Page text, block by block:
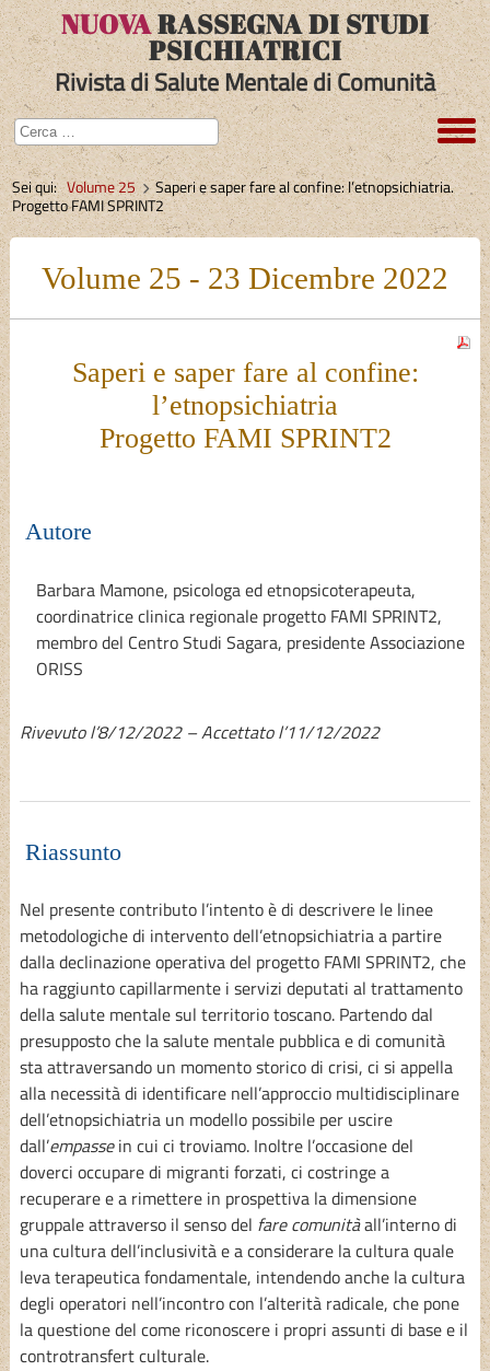
NUOVARASSEGNA DI STUDI
PSICHIATRICI
Rivista di Salute Mentale di Comunità
Sei qui:Volume 25
Saperi e saper fare al confine: l’etnopsichiatria.
Progetto FAMI SPRINT2
Volume 25 - 23 Dicembre 2022
Saperi e saper fare al confine:
l’etnopsichiatria
Progetto FAMI SPRINT2
Autore
Barbara Mamone, psicologa ed etnopsicoterapeuta,
coordinatrice clinica regionale progetto FAMI SPRINT2,
membro del Centro Studi Sagara, presidente Associazione
ORISS
Rivevuto l’8/12/2022 – Accettato l’11/12/2022
Riassunto
Nel presente contributo l’intento è di descrivere le linee
metodologiche di intervento dell’etnopsichiatria a partire
dalla declinazione operativa del progetto FAMI SPRINT2, che
ha raggiunto capillarmente i servizi deputati al trattamento
della salute mentale sul territorio toscano. Partendo dal
presupposto che la salute mentale pubblica e di comunità
sta attraversando un momento storico di crisi, ci si appella
alla necessità di identificare nell’approccio multidisciplinare
dell’etnopsichiatria un modello possibile per uscire
dall’empassein cui ci troviamo. Inoltre l’occasione del
doverci occupare di migranti forzati, ci costringe a
recuperare e a rimettere in prospettiva la dimensione
gruppale attraverso il senso del fare comunitàall’interno di
una cultura dell’inclusività e a considerare la cultura quale
leva terapeutica fondamentale, intendendo anche la cultura
degli operatori nell’incontro con l’alterità radicale, che pone
la questione del come riconoscere i propri assunti di base e il
controtransfert culturale.